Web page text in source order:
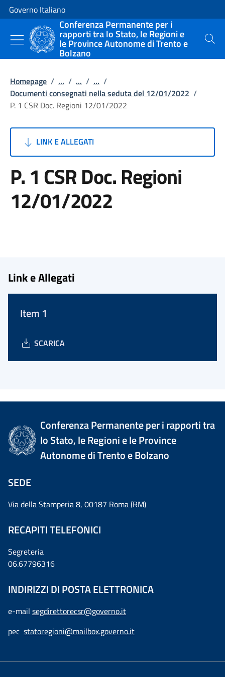
Vai al contenuto
Vai alla navigazione del sito
Governo Italiano
Conferenza Permanente per i
rapporti tra lo Stato, le Regioni e
le Province Autonome di Trento e
Bolzano
Cerca
Homepage / ... / ... / ... /
Documenti consegnati nella seduta del 12/01/2022 /
P. 1 CSR Doc. Regioni 12/01/2022
LINK E ALLEGATI
P. 1 CSR Doc. Regioni
12/01/2022
Link e Allegati
Item 1
SCARICA
Conferenza Permanente per i rapporti tra
lo Stato, le Regioni e le Province
Autonome di Trento e Bolzano
SEDE
Via della Stamperia 8, 00187 Roma (RM)
RECAPITI TELEFONICI
Segreteria
06.67796316
INDIRIZZI DI POSTA ELETTRONICA
e-mail segdirettorecsr@governo.it
pec statoregioni@mailbox.governo.it